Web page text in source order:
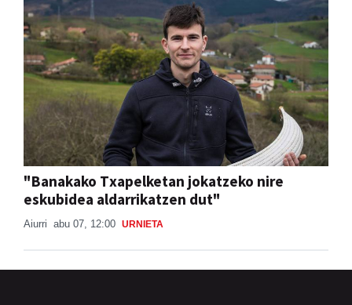
"Banakako Txapelketan jokatzeko nire
eskubidea aldarrikatzen dut"
Aiurri abu 07, 12:00 URNIETA